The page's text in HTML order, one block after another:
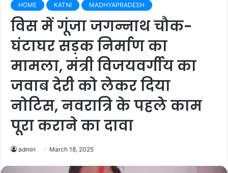
HOME KATNI MADHYAPRADESH
विस में गूंजा जगन्नाथ चौक-
घंटाघर सड़क निर्माण का
मामला, मंत्री विजयवर्गीय का
जवाब देरी को लेकर दिया
नोटिस, नवरात्रि के पहले काम
पूरा कराने का दावा
admin March 18, 2025